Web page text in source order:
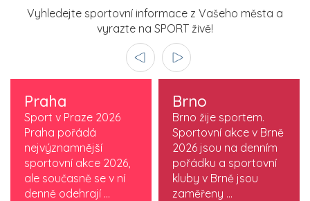
Vyhledejte sportovní informace z Vašeho města a
vyrazte na SPORT živě!
Praha
Sport v Praze 2026
Praha pořádá
nejvýznamnější
sportovní akce 2026,
ale současně se v ní
denně odehrají ...
Brno
Brno žije sportem.
Sportovní akce v Brně
2026 jsou na denním
pořádku a sportovní
kluby v Brně jsou
zaměřeny ...